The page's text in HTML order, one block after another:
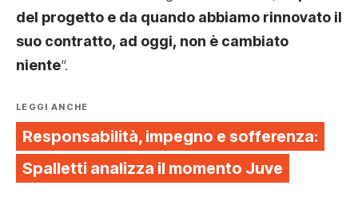
del progetto e da quando abbiamo rinnovato il
suo contratto, ad oggi, non è cambiato
niente“.
LEGGI ANCHE
Responsabilità, impegno e sofferenza:
Spalletti analizza il momento Juve